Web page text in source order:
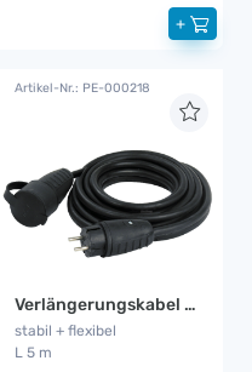
+
Artikel-Nr.: PE-000218
Verlängerungskabel 5 m mit Kontrollleuchte
stabil + flexibel
L 5 m